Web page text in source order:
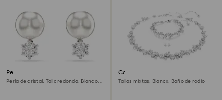
Pendientes de botón Matrix
Perla de cristal, Talla redonda, Blancos,
Conjunto Constella
Tallas mixtas, Blanco, Baño de rodio